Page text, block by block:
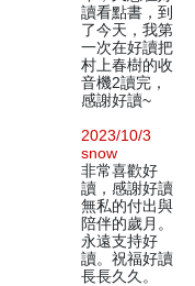
讀看點書，到
了今天，我第
一次在好讀把
村上春樹的收
音機2讀完，
感謝好讀~
2023/10/3
snow
非常喜歡好
讀，感謝好讀
無私的付出與
陪伴的歲月。
永遠支持好
讀。祝福好讀
長長久久。